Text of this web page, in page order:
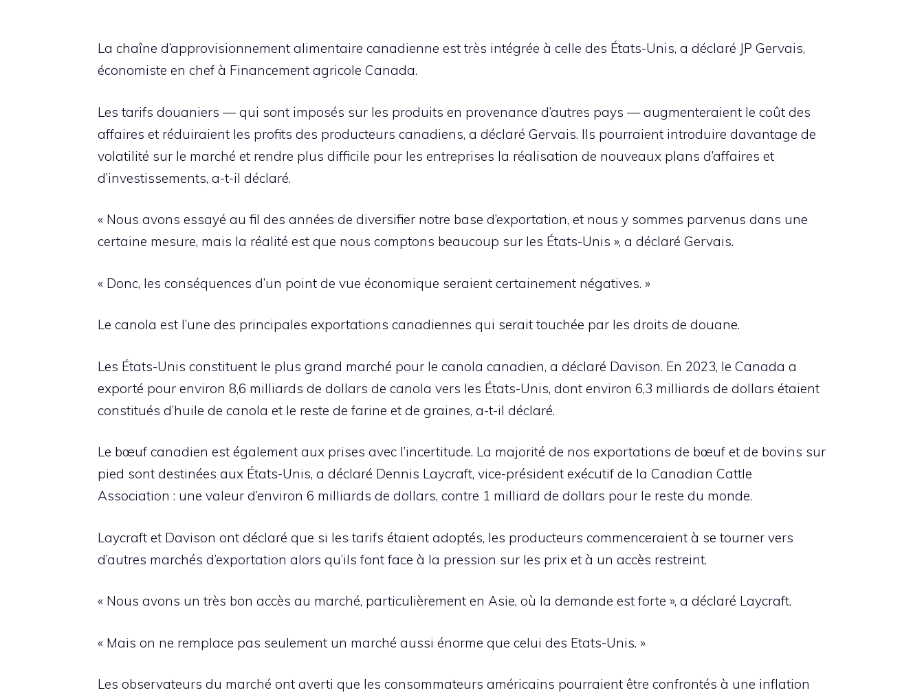
La chaîne d’approvisionnement alimentaire canadienne est très intégrée à celle des États-Unis, a déclaré JP Gervais,
économiste en chef à Financement agricole Canada.
Les tarifs douaniers — qui sont imposés sur les produits en provenance d’autres pays — augmenteraient le coût des
affaires et réduiraient les profits des producteurs canadiens, a déclaré Gervais. Ils pourraient introduire davantage de
volatilité sur le marché et rendre plus difficile pour les entreprises la réalisation de nouveaux plans d’affaires et
d’investissements, a-t-il déclaré.
« Nous avons essayé au fil des années de diversifier notre base d’exportation, et nous y sommes parvenus dans une
certaine mesure, mais la réalité est que nous comptons beaucoup sur les États-Unis », a déclaré Gervais.
« Donc, les conséquences d’un point de vue économique seraient certainement négatives. »
Le canola est l’une des principales exportations canadiennes qui serait touchée par les droits de douane.
Les États-Unis constituent le plus grand marché pour le canola canadien, a déclaré Davison. En 2023, le Canada a
exporté pour environ 8,6 milliards de dollars de canola vers les États-Unis, dont environ 6,3 milliards de dollars étaient
constitués d’huile de canola et le reste de farine et de graines, a-t-il déclaré.
Le bœuf canadien est également aux prises avec l’incertitude. La majorité de nos exportations de bœuf et de bovins sur
pied sont destinées aux États-Unis, a déclaré Dennis Laycraft, vice-président exécutif de la Canadian Cattle
Association : une valeur d’environ 6 milliards de dollars, contre 1 milliard de dollars pour le reste du monde.
Laycraft et Davison ont déclaré que si les tarifs étaient adoptés, les producteurs commenceraient à se tourner vers
d’autres marchés d’exportation alors qu’ils font face à la pression sur les prix et à un accès restreint.
« Nous avons un très bon accès au marché, particulièrement en Asie, où la demande est forte », a déclaré Laycraft.
« Mais on ne remplace pas seulement un marché aussi énorme que celui des Etats-Unis. »
Les observateurs du marché ont averti que les consommateurs américains pourraient être confrontés à une inflation